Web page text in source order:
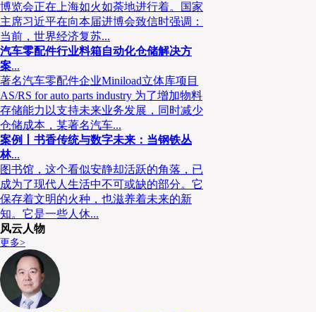
上午8:00，嘉宾陆续前来签到，领取专属定制
到顺利完成，本届论坛共迎来
店高朋满座。在主持人海猫猫热情洋溢的话语中，
链高峰论坛”顺利开幕。
博览会正在上海如火如荼地进行着。国家
主席习近平在向本届进博会致信时强调：
当前，世界经济复苏...
汽车零配件行业料箱自动化仓储解决方
案...
著名汽车零配件企业Miniload立体库项目
AS/RS for auto parts industry 为了增加物料
存储能力以支持未来业务发展，同时减少
仓储成本，某著名汽车...
案例丨书香传统与数字未来：当钢铁丛
林...
图书馆，这个看似安静却活跃的角落，已
成为了现代人生活中不可或缺的部分。它
保存着文明的火种，也滋养着未来的新
知。它是一些人休...
风云人物
更多>